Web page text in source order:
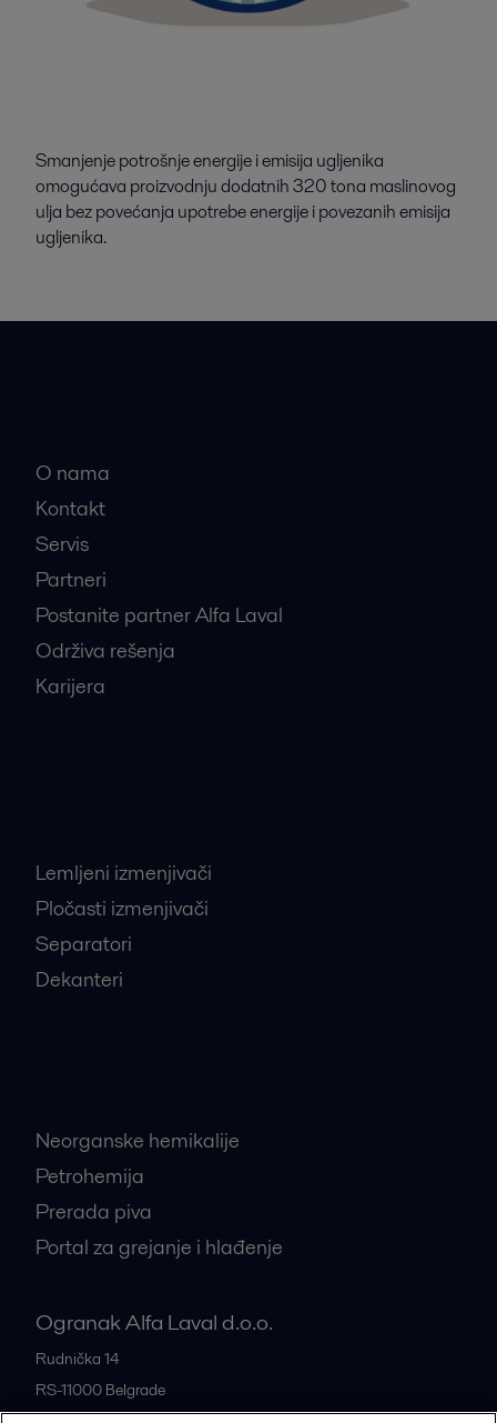
Smanjenje potrošnje energije i emisija ugljenika
omogućava proizvodnju dodatnih 320 tona maslinovog
ulja bez povećanja upotrebe energije i povezanih emisija
ugljenika.
O nama
Kontakt
Servis
Partneri
Postanite partner Alfa Laval
Održiva rešenja
Karijera
Lemljeni izmenjivači
Pločasti izmenjivači
Separatori
Dekanteri
Neorganske hemikalije
Petrohemija
Prerada piva
Portal za grejanje i hlađenje
Ogranak Alfa Laval d.o.o.
Rudnička 14
RS-11000 Belgrade